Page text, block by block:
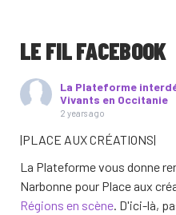
LE FIL FACEBOOK
La Plateforme
Vivants en Occitanie
2 years ago
|PLACE AUX CRÉATIONS|
La Plateforme vous donne
Narbonne pour Place aux
Régions en scène. D'ici-là,